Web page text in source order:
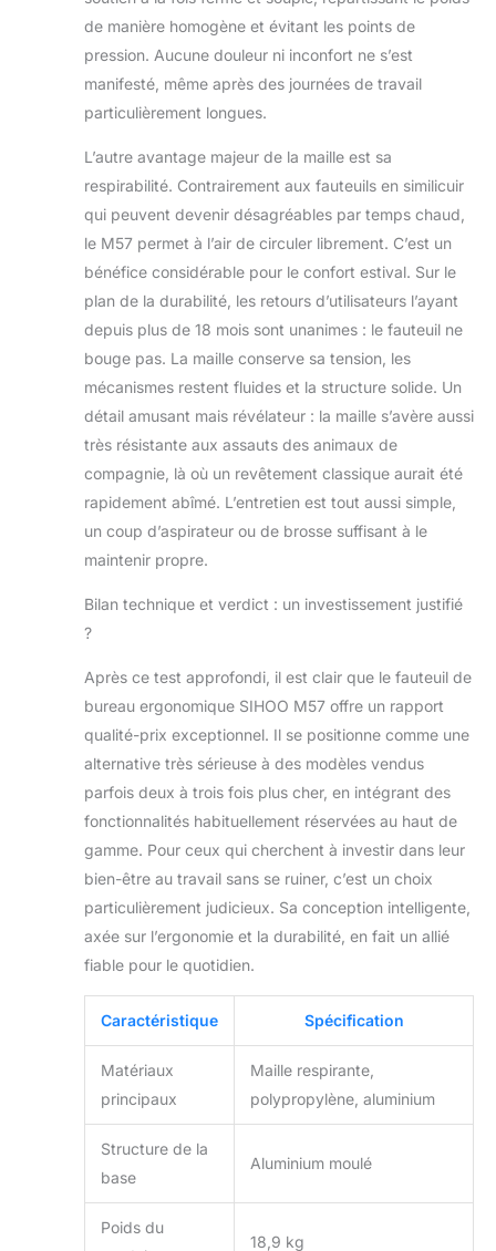
de travail, les
sessions de jeu ou
le confort quotidien
à la maison.
pouvez compter :
bureau SIHOO est
livrée avec une
garantie de 3 ans et
un retour facile de
chose ne va pas,
contactez
simplement notre
service clientèle,
répondrons dans
les 24 heures et
enverrons des
pièces de rechange
nécessaire. Votre
nos priorités. Votre
nos priorités.
de manière homogène et évitant les points de
pression. Aucune douleur ni inconfort ne s’est
manifesté, même après des journées de travail
particulièrement longues.
L’autre avantage majeur de la maille est sa
respirabilité. Contrairement aux fauteuils en similicuir
qui peuvent devenir désagréables par temps chaud,
le M57 permet à l’air de circuler librement. C’est un
bénéfice considérable pour le confort estival. Sur le
plan de la durabilité, les retours d’utilisateurs l’ayant
depuis plus de 18 mois sont unanimes : le fauteuil ne
bouge pas. La maille conserve sa tension, les
mécanismes restent fluides et la structure solide. Un
détail amusant mais révélateur : la maille s’avère aussi
très résistante aux assauts des animaux de
compagnie, là où un revêtement classique aurait été
rapidement abîmé. L’entretien est tout aussi simple,
un coup d’aspirateur ou de brosse suffisant à le
maintenir propre.
Bilan technique et verdict : un investissement justifié
?
Après ce test approfondi, il est clair que le fauteuil de
bureau ergonomique SIHOO M57 offre un rapport
qualité-prix exceptionnel. Il se positionne comme une
alternative très sérieuse à des modèles vendus
parfois deux à trois fois plus cher, en intégrant des
fonctionnalités habituellement réservées au haut de
gamme. Pour ceux qui cherchent à investir dans leur
bien-être au travail sans se ruiner, c’est un choix
particulièrement judicieux. Sa conception intelligente,
axée sur l’ergonomie et la durabilité, en fait un allié
fiable pour le quotidien.
Caractéristique Spécification
Matériaux
principaux
Maille respirante,
polypropylène, aluminium
Structure de la
base
Aluminium moulé
Poids du
18,9 kg